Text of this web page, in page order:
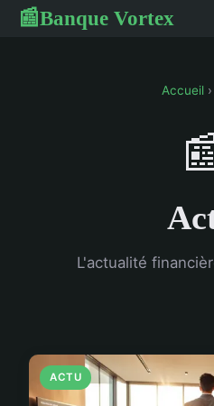
📰Banque Vortex
Accueil
L'actualité
ACTU